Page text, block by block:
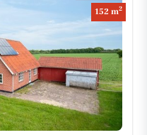
152 m2